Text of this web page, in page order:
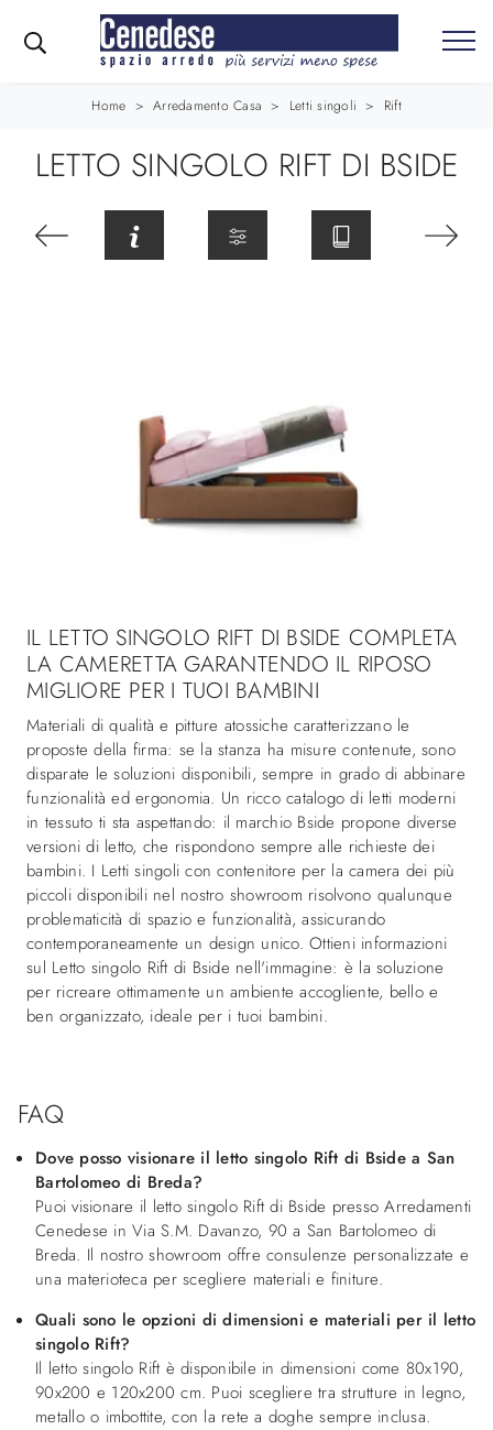
Home > Arredamento Casa > Letti singoli > Rift
LETTO SINGOLO RIFT DI BSIDE
IL LETTO SINGOLO RIFT DI BSIDE COMPLETA
LA CAMERETTA GARANTENDO IL RIPOSO
MIGLIORE PER I TUOI BAMBINI
Materiali di qualità e pitture atossiche caratterizzano le
proposte della firma: se la stanza ha misure contenute, sono
disparate le soluzioni disponibili, sempre in grado di abbinare
funzionalità ed ergonomia. Un ricco catalogo di letti moderni
in tessuto ti sta aspettando: il marchio Bside propone diverse
versioni di letto, che rispondono sempre alle richieste dei
bambini. I Letti singoli con contenitore per la camera dei più
piccoli disponibili nel nostro showroom risolvono qualunque
problematicità di spazio e funzionalità, assicurando
contemporaneamente un design unico. Ottieni informazioni
sul Letto singolo Rift di Bside nell'immagine: è la soluzione
per ricreare ottimamente un ambiente accogliente, bello e
ben organizzato, ideale per i tuoi bambini.
FAQ
Dove posso visionare il letto singolo Rift di Bside a San
Bartolomeo di Breda?
Puoi visionare il letto singolo Rift di Bside presso Arredamenti
Cenedese in Via S.M. Davanzo, 90 a San Bartolomeo di
Breda. Il nostro showroom offre consulenze personalizzate e
una materioteca per scegliere materiali e finiture.
Quali sono le opzioni di dimensioni e materiali per il letto
singolo Rift?
Il letto singolo Rift è disponibile in dimensioni come 80x190,
90x200 e 120x200 cm. Puoi scegliere tra strutture in legno,
metallo o imbottite, con la rete a doghe sempre inclusa.